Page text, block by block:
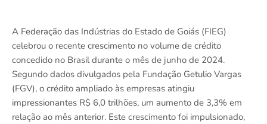
A Federação das Indústrias do Estado de Goiás (FIEG)
celebrou o recente crescimento no volume de crédito
concedido no Brasil durante o mês de junho de 2024.
Segundo dados divulgados pela Fundação Getulio Vargas
(FGV), o crédito ampliado às empresas atingiu
impressionantes R$ 6,0 trilhões, um aumento de 3,3% em
relação ao mês anterior. Este crescimento foi impulsionado,